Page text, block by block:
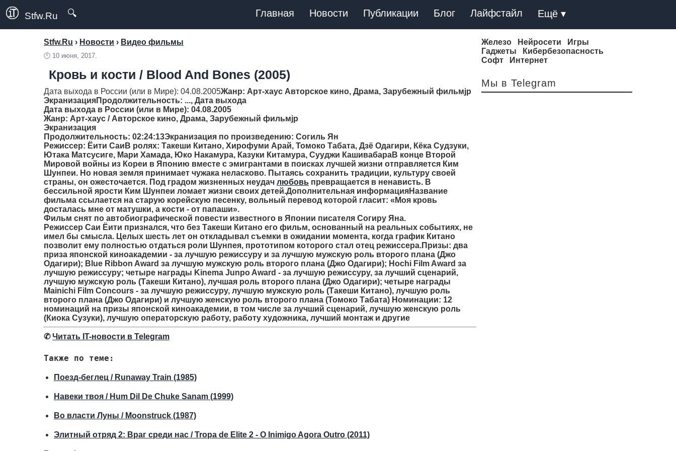
Stfw.Ru 🔍 Главная Новости Публикации Блог Лайфстайл Ещё ▾
Stfw.Ru › Новости › Видео фильмы
🕛 10 июня, 2017.
Кровь и кости / Blood And Bones (2005)
Дата выхода в России (или в Мире): 04.08.2005Жанр: Арт-хаус Авторское кино, Драма, Зарубежный фильмjp
ЭкранизацияПродолжительность: ..., Дата выхода
Дата выхода в России (или в Мире): 04.08.2005
Жанр: Арт-хаус / Авторское кино, Драма, Зарубежный фильмjp
Экранизация
Продолжительность: 02:24:13Экранизация по произведению: Согиль Ян
Режиссер: Ёити СаиВ ролях: Такеши Китано, Хирофуми Арай, Томоко Табата, Дзё Одагири, Кёка Судзуки,
Ютака Матсусиге, Мари Хамада, Юко Накамура, Казуки Китамура, Сууджи КашивабараВ конце Второй
Мировой войны из Кореи в Японию вместе с эмигрантами в поисках лучшей жизни отправляется Ким
Шунпеи. Но новая земля принимает чужака неласково. Пытаясь сохранить традиции, культуру своей
страны, он ожесточается. Под градом жизненных неудач любовь превращается в ненависть. В
бессильной ярости Ким Шунпеи ломает жизни своих детей.Дополнительная информацияНазвание
фильма ссылается на старую корейскую песенку, вольный перевод которой гласит: «Моя кровь
досталась мне от матушки, а кости - от папаши».
Фильм снят по автобиографической повести известного в Японии писателя Согиру Яна.
Режиссер Саи Ёити признался, что без Такеши Китано его фильм, основанный на реальных событиях, не
имел бы смысла. Целых шесть лет он откладывал съемки в ожидании момента, когда график Китано
позволит ему полностью отдаться роли Шунпея, прототипом которого стал отец режиссера.Призы: два
приза японской киноакадемии - за лучшую режиссуру и за лучшую мужскую роль второго плана (Джо
Одагири); Blue Ribbon Award за лучшую мужскую роль второго плана (Джо Одагири); Hochi Film Award за
лучшую режиссуру; четыре награды Kinema Junpo Award - за лучшую режиссуру, за лучший сценарий,
лучшую мужскую роль (Такеши Китано), лучшая роль второго плана (Джо Одагири); четыре награды
Mainichi Film Concours - за лучшую режиссуру, лучшую мужскую роль (Такеши Китано), лучшую роль
второго плана (Джо Одагири) и лучшую женскую роль второго плана (Томоко Табата) Номинации: 12
номинаций на призы японской киноакадемии, в том числе за лучший сценарий, лучшую женскую роль
(Киока Сузуки), лучшую операторскую работу, работу художника, лучший монтаж и другие
✆Читать IT-новости в Telegram
Также по теме:
Поезд-беглец / Runaway Train (1985)
Навеки твоя / Hum Dil De Chuke Sanam (1999)
Во власти Луны / Moonstruck (1987)
Элитный отряд 2: Враг среди нас / Tropa de Elite 2 - O Inimigo Agora Outro (2011)
Железо Нейросети
Игры
Гаджеты
Кибербезопасность
Софт
Интернет
Мы в Telegram